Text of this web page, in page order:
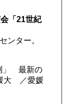
「21世紀
ンター。
」 最新の
大 ／愛媛